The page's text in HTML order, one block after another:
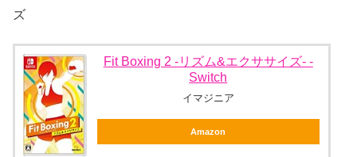
ズ
Fit Boxing 2 -リズム&エクササイズ- -
Switch
イマジニア
Amazon